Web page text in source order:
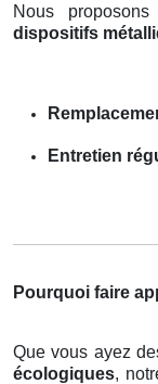
Nous
dispositifs
Entretien
Pourquoi faire
Que vous ayez
écologiques,